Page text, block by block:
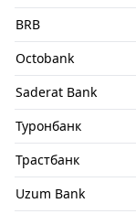
BRB
Octobank
Saderat Bank
Туронбанк
Трастбанк
Uzum Bank